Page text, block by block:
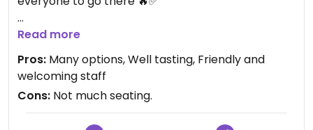
Updated from previous review on 2025-12-11
Read more
Pros: Many options, Well tasting, Friendly and
welcoming staff
Cons: Not much seating.